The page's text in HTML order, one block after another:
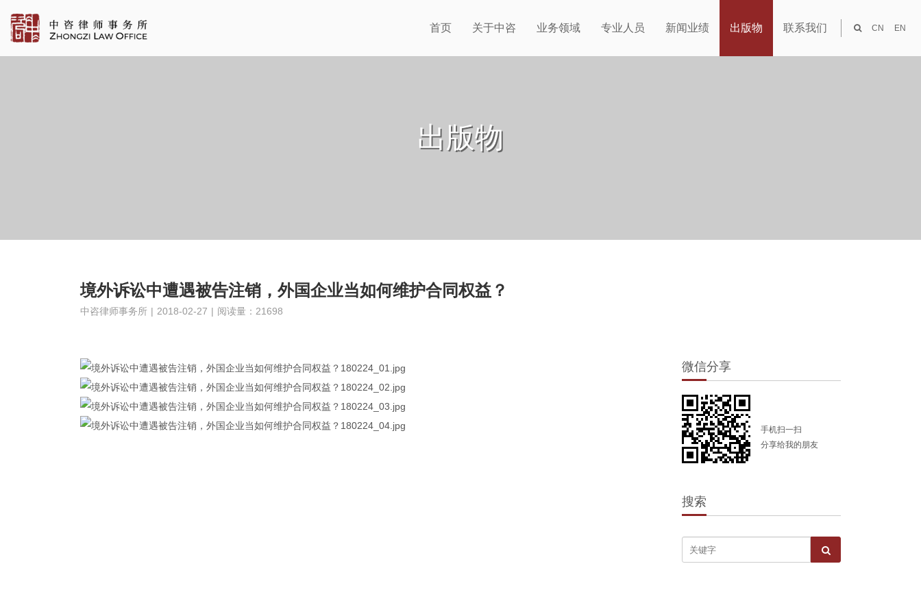
首页 关于中咨 业务领域 专业人员 新闻业绩 出版物 联系我们 CN EN
出版物
境外诉讼中遭遇被告注销，外国企业当如何维护合同权益？
中咨律师事务所 | 2018-02-27 | 阅读量：21698
微信分享
手机扫一扫
分享给我的朋友
搜索